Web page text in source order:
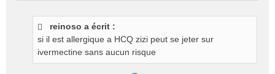
reinoso a écrit :
si il est allergique a HCQ zizi peut se jeter sur
ivermectine sans aucun risque